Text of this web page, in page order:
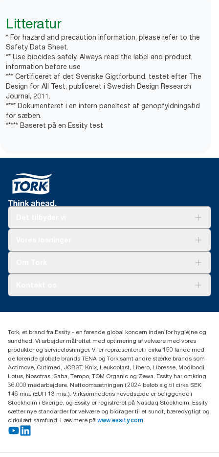
Litteratur
* For hazard and precaution information, please refer to the
Safety Data Sheet.
** Use biocides safely. Always read the label and product
information before use
*** Certificeret af det Svenske Gigtforbund, testet efter The
Design for All Test, publiceret i Swedish Design Research
Journal, 2011.
**** Dokumenteret i en intern paneltest af genopfyldningstid
for sæben.
***** Baseret på en Essity test
Smiley-rapport
(+45) 48 16 82 44
Professional Hygiene
Gydevang 33
DK-3450 Allerød
Tork, et brand fra Essity - en førende global koncern inden for hygiejne og
sundhed. Vi arbejder målrettet med optimering af velvære med vores
produkter og serviceløsninger. Vi er repræsenteret i cirka 150 lande med
de førende globale brands TENA og Tork samt andre stærke brands som
Actimove, Cutimed, JOBST, Knix, Leukoplast, Libero, Libresse, Modibodi,
Lotus, Nosotras, Saba, Tempo, TOM Organic og Zewa. Essity har omkring
36.000 medarbejdere. Nettoomsætningen i 2024 beløb sig til cirka SEK
146 mia. (EUR 13 mia.). Virksomhedens hovedsæde er beliggende i
Stockholm i Sverige, og Essity er registreret på Nasdaq Stockholm. Essity
sætter nye standarder for velvære og bidrager til et sundt, bæredygtigt og
cirkulært samfund. Læs mere på www.essity.com